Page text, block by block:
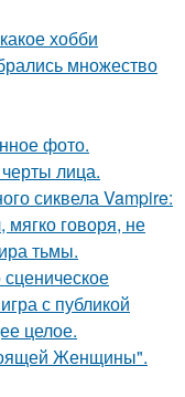
хобби
множество
фото.
лица.
сиквела Vampire:
говоря, не
тьмы.
с публикой
целое.
Женщины".